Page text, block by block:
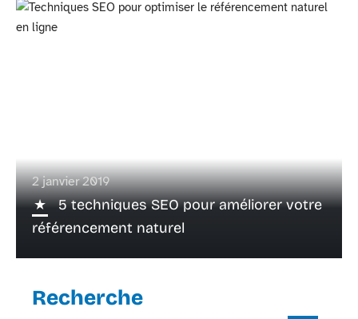
2 janvier 2019
5 techniques SEO pour améliorer votre
référencement naturel
Recherche